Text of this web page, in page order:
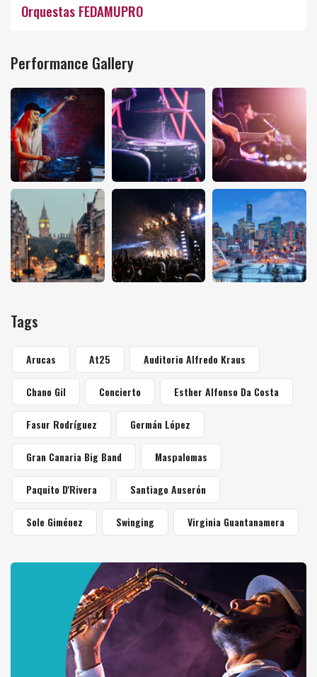
Orquestas FEDAMUPRO
Performance Gallery
Tags
Arucas At25 Auditorio Alfredo Kraus
Chano Gil Concierto Esther Alfonso Da Costa
Fasur Rodríguez Germán López
Gran Canaria Big Band Maspalomas
Paquito D'Rivera Santiago Auserón
Sole Giménez Swinging Virginia Guantanamera